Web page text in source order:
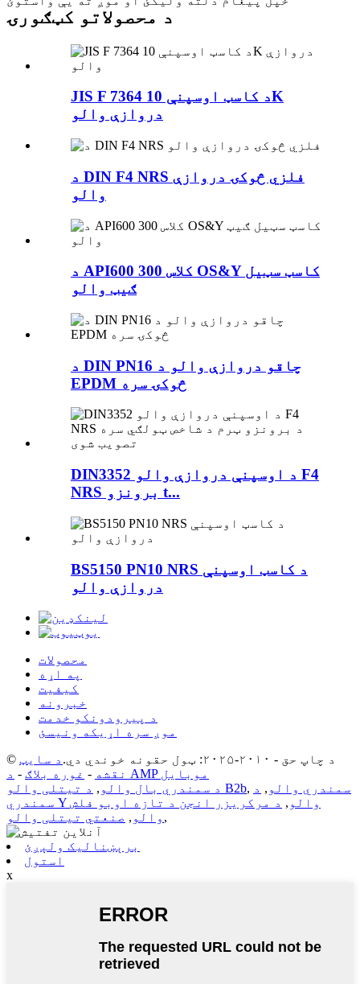
د محصولاتو کټګورۍ
JIS F 7364 د کاسټ اوسپنې 10K
دروازې والو
د DIN F4 NRS فلزي څوکۍ دروازې
والو
د API600 کلاس 300 OS&Y کاسټ سټیل
ګیټ والو
د DIN PN16 چاقو دروازې والو د
EPDM څوکۍ سره
DIN3352 د اوسپنې دروازې والو F4
NRS برونزو t...
BS5150 PN10 NRS د کاسټ اوسپنې
دروازې والو
محصولات
په اړه
کیفیت
خبرونه
د پیرودونکو خدمت
موږ سره اړیکه ونیسئ
© د چاپ حق - ۲۰۱۰-۲۰۲۵: ټول حقونه خوندي دي.
د سایټ
نقشه - غوره بلاګ -
د AMP موبایل
د سمندري بال والو , د تیتلی والو B2b, سمندري والو , د
سمندري Y والو , د مرکریزر انجن د تازه اوبو فلش
والو , صنعتي تیتلی والو ,
برېښنالیک ولېږئ
استول
x